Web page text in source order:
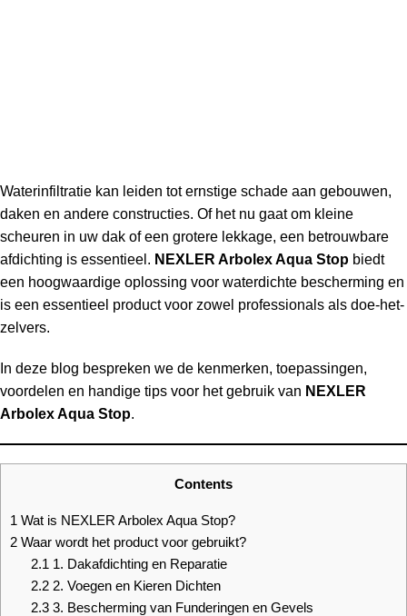
Waterinfiltratie kan leiden tot ernstige schade aan gebouwen,
daken en andere constructies. Of het nu gaat om kleine
scheuren in uw dak of een grotere lekkage, een betrouwbare
afdichting is essentieel. NEXLER Arbolex Aqua Stop biedt
een hoogwaardige oplossing voor waterdichte bescherming en
is een essentieel product voor zowel professionals als doe-het-
zelvers.
In deze blog bespreken we de kenmerken, toepassingen,
voordelen en handige tips voor het gebruik van NEXLER
Arbolex Aqua Stop.
Contents
1 Wat is NEXLER Arbolex Aqua Stop?
2 Waar wordt het product voor gebruikt?
2.1 1. Dakafdichting en Reparatie
2.22. Voegen en Kieren Dichten
2.33. Bescherming van Funderingen en Gevels